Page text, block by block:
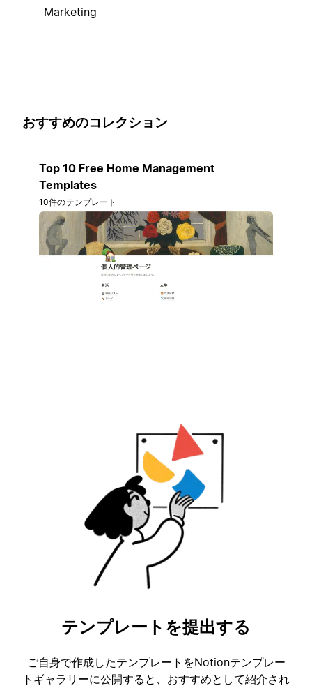
Marketing
おすすめのコレクション
Top 10 Free Home Management
Templates
10件のテンプレート
テンプレートを提出する
ご自身で作成したテンプレートをNotionテンプレー
トギャラリーに公開すると、おすすめとして紹介され